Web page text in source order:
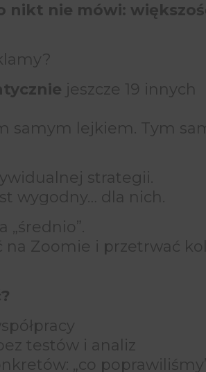
nikt nie mówi:
jeszcze 19 innych
samym lejkiem. Tym
strategii.
wygodny… dla nich.
„średnio”.
na Zoomie i przetrwać
testów i analiz
„co